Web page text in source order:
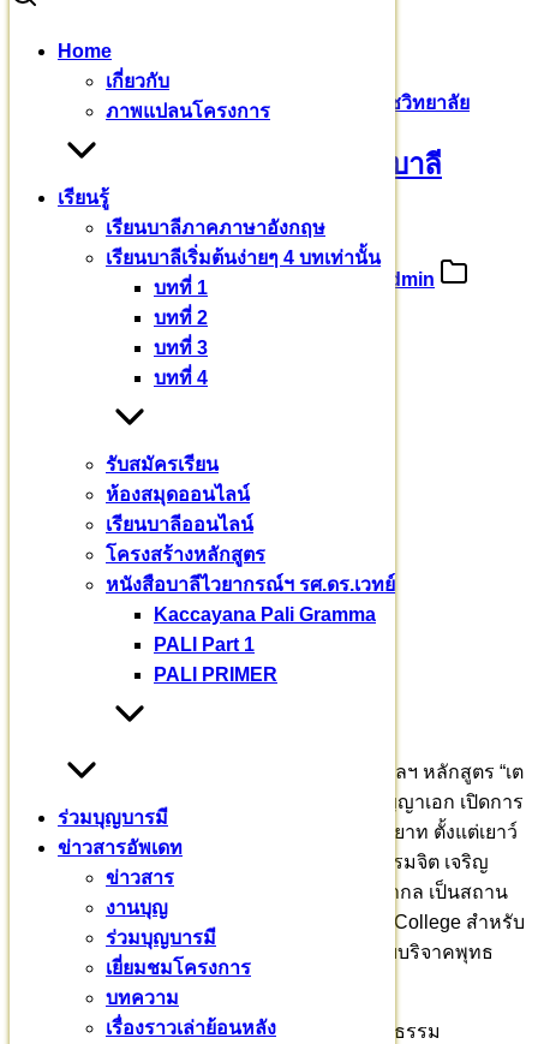
Home
เกี่ยวกับ
ภาพแปลนโครงการ
เรียนรู้
เรียนบาลีภาคภาษาอังกฤษ
เรียนบาลีเริ่มต้นง่ายๆ 4 บทเท่านั้น
บทที่ 1
บทที่ 2
บทที่ 3
บทที่ 4
รับสมัครเรียน
ห้องสมุดออนไลน์
เรียนบาลีออนไลน์
โครงสร้างหลักสูตร
หนังสือบาลีไวยากรณ์ฯ รศ.ดร.เวทย์
Kaccayana Pali Gramma
PALI Part 1
PALI PRIMER
ร่วมบุญบารมี
ข่าวสารอัพเดท
ข่าวสาร
งานบุญ
ร่วมบุญบารมี
เยี่ยมชมโครงการ
บทความ
เรื่องราวเล่าย้อนหลัง
Search
บุญกฐินปีที่ ๓ มหาวชิราลงกรณบาลีเถรวาทราชวิทยาลัย
บุญกฐินปีที่ ๓ มหาวชิราลงกรณบาลี
เถรวาทราชวิทยาลัย
10 พฤศจิกายน 2567
admin
มหาวชิราลงกรณ
บาลีเถรวาทราชวิทยาลัย
วันที่ ๙ พฤศจิกายน ๒๕๖๗
ขบวนแห่องค์ผ้ากฐิน
<<<>>>
มหาวชิราลงกรณ
บาลีเถรวาทราชวิทยาลัย
จัดการศึกษาบาลีพระไตรปิฎก อรรถกถา ฎีกา ฯลฯ หลักสูตร “เต
ปิฏกบาลีศากยสีหะ” ตั้งแต่ขั้นพื้นฐาน จนถึงปริญญาเอก เปิดการ
เรียนสอน Pali English Program สร้างศาสนทายาท ตั้งแต่เยาว์
วัย เพื่อให้เข้าถึงพระไตรปิฎกอย่างจริงจัง ฝึกอบรมจิต เจริญ
ปัญญา ด้วยพระกรรมฐานเผยแผ่พระศาสนาสู่สากล เป็นสถาน